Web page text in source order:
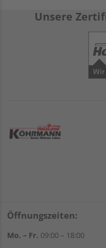
Unsere
Öffnungszeiten:
Mo. – Fr. 09:00 – 18:00